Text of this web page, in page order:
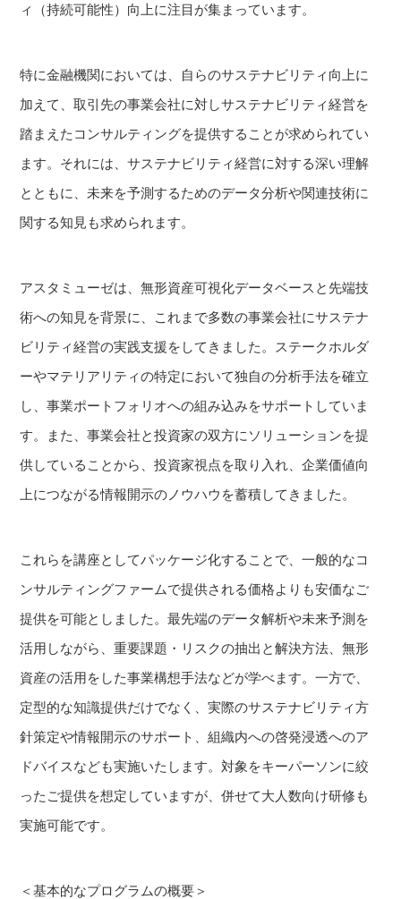
ィ（持続可能性）向上に注目が集まっています。
特に金融機関においては、自らのサステナビリティ向上に
加えて、取引先の事業会社に対しサステナビリティ経営を
踏まえたコンサルティングを提供することが求められてい
ます。それには、サステナビリティ経営に対する深い理解
とともに、未来を予測するためのデータ分析や関連技術に
関する知見も求められます。
アスタミューゼは、無形資産可視化データベースと先端技
術への知見を背景に、これまで多数の事業会社にサステナ
ビリティ経営の実践支援をしてきました。ステークホルダ
ーやマテリアリティの特定において独自の分析手法を確立
し、事業ポートフォリオへの組み込みをサポートしていま
す。また、事業会社と投資家の双方にソリューションを提
供していることから、投資家視点を取り入れ、企業価値向
上につながる情報開示のノウハウを蓄積してきました。
これらを講座としてパッケージ化することで、一般的なコ
ンサルティングファームで提供される価格よりも安価なご
提供を可能としました。最先端のデータ解析や未来予測を
活用しながら、重要課題・リスクの抽出と解決方法、無形
資産の活用をした事業構想手法などが学べます。一方で、
定型的な知識提供だけでなく、実際のサステナビリティ方
針策定や情報開示のサポート、組織内への啓発浸透へのア
ドバイスなども実施いたします。対象をキーパーソンに絞
ったご提供を想定していますが、併せて大人数向け研修も
実施可能です。
＜基本的なプログラムの概要＞